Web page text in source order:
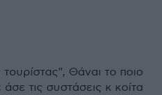
Θάναι το ποιο
τις συστάσεις κ κοίτα